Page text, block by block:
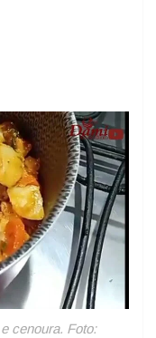
cenoura. Foto: